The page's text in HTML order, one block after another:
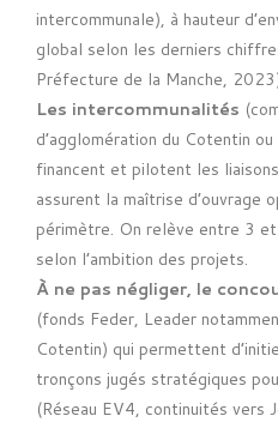
intercommunale), à hauteur
global selon les derniers
Préfecture de la Manche,
Les intercommunalités
d’agglomération du Cotentin
financent et pilotent les
assurent la maîtrise d’ouvrage
périmètre. On relève entre 3
selon l’ambition des projets.
À ne pas négliger, le
(fonds Feder, Leader
Cotentin) qui permettent
tronçons jugés stratégiques
(Réseau EV4, continuités vers